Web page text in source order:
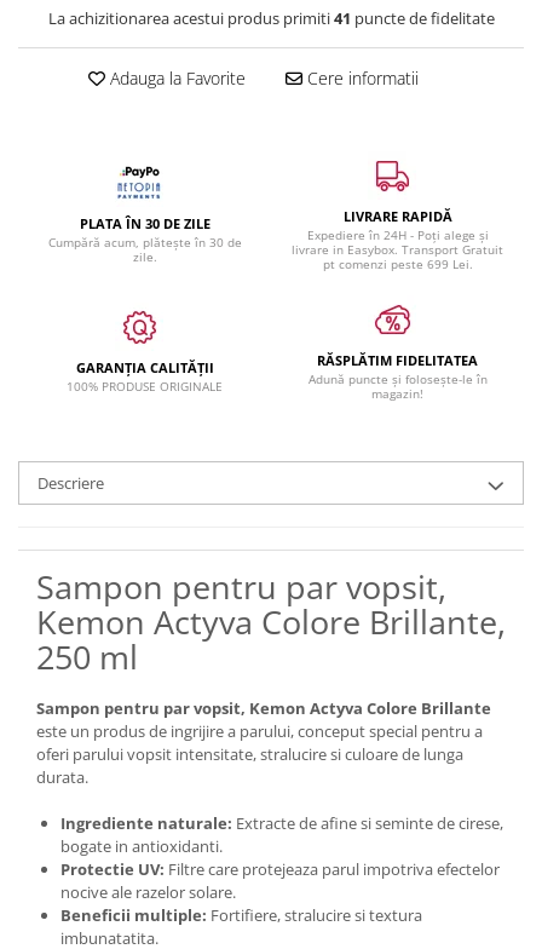
La achizitionarea acestui produs primiti41 puncte de fidelitate
Adauga la Favorite Cere informatii
PLATA ÎN 30 DE ZILE
Cumpără acum, plătește în 30 de
zile.
LIVRARE RAPIDĂ
Expediere în 24H - Poți alege și
livrare in Easybox. Transport Gratuit
pt comenzi peste 699 Lei.
GARANȚIA CALITĂȚII
100% PRODUSE ORIGINALE
RĂSPLĂTIM FIDELITATEA
Adună puncte și folosește-le în
magazin!
Descriere
Sampon pentru par vopsit,
Kemon Actyva Colore Brillante,
250 ml
Sampon pentru par vopsit, Kemon Actyva Colore Brillante
este un produs de ingrijire a parului, conceput special pentru a
oferi parului vopsit intensitate, stralucire si culoare de lunga
durata.
Ingrediente naturale: Extracte de afine si seminte de cirese,
bogate in antioxidanti.
Protectie UV: Filtre care protejeaza parul impotriva efectelor
nocive ale razelor solare.
Beneficii multiple: Fortifiere, stralucire si textura
imbunatatita.